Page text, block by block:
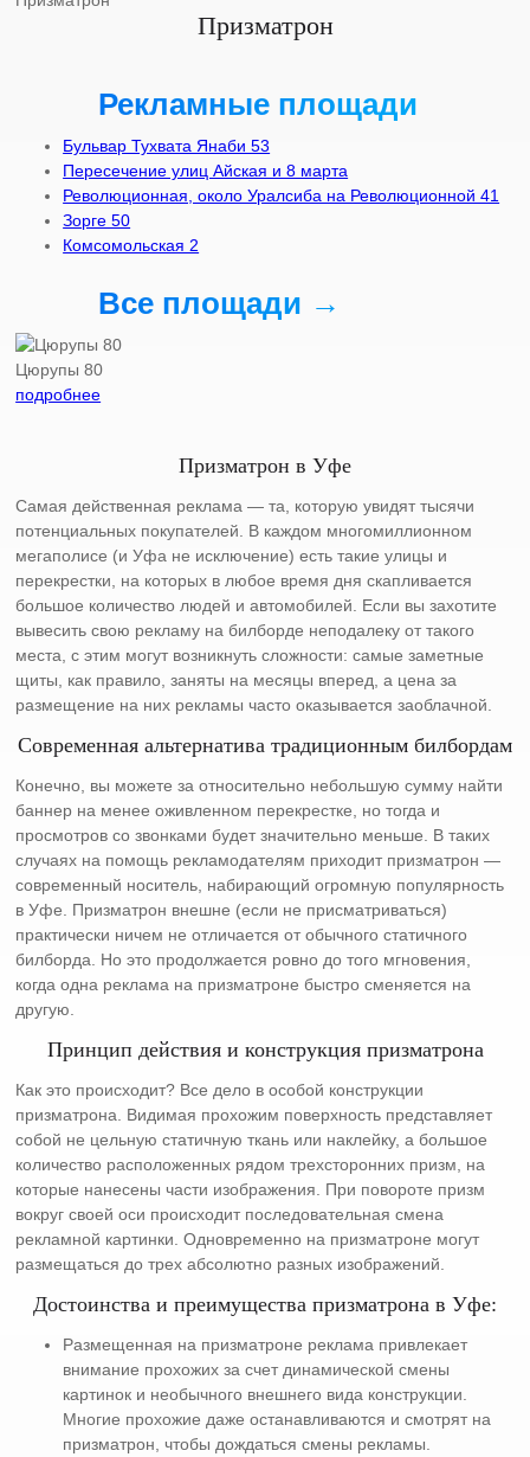
Призматрон
Рекламные площади
Бульвар Тухвата Янаби 53
Пересечение улиц Айская и 8 марта
Революционная, около Уралсиба на Революционной 41
Зорге 50
Комсомольская 2
Все площади →
Цюрупы 80
подробнее
Призматрон в Уфе
Самая действенная реклама — та, которую увидят тысячи
потенциальных покупателей. В каждом многомиллионном
мегаполисе (и Уфа не исключение) есть такие улицы и
перекрестки, на которых в любое время дня скапливается
большое количество людей и автомобилей. Если вы захотите
вывесить свою рекламу на билборде неподалеку от такого
места, с этим могут возникнуть сложности: самые заметные
щиты, как правило, заняты на месяцы вперед, а цена за
размещение на них рекламы часто оказывается заоблачной.
Современная альтернатива традиционным билбордам
Конечно, вы можете за относительно небольшую сумму найти
баннер на менее оживленном перекрестке, но тогда и
просмотров со звонками будет значительно меньше. В таких
случаях на помощь рекламодателям приходит призматрон —
современный носитель, набирающий огромную популярность
в Уфе. Призматрон внешне (если не присматриваться)
практически ничем не отличается от обычного статичного
билборда. Но это продолжается ровно до того мгновения,
когда одна реклама на призматроне быстро сменяется на
другую.
Принцип действия и конструкция призматрона
Как это происходит? Все дело в особой конструкции
призматрона. Видимая прохожим поверхность представляет
собой не цельную статичную ткань или наклейку, а большое
количество расположенных рядом трехсторонних призм, на
которые нанесены части изображения. При повороте призм
вокруг своей оси происходит последовательная смена
рекламной картинки. Одновременно на призматроне могут
размещаться до трех абсолютно разных изображений.
Достоинства и преимущества призматрона в Уфе:
Размещенная на призматроне реклама привлекает
внимание прохожих за счет динамической смены
картинок и необычного внешнего вида конструкции.
Многие прохожие даже останавливаются и смотрят на
призматрон, чтобы дождаться смены рекламы.